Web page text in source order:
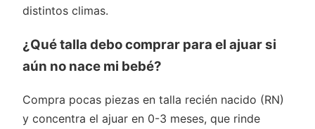
distintos climas.
¿Qué talla debo comprar para el ajuar si
aún no nace mi bebé?
Compra pocas piezas en talla recién nacido (RN)
y concentra el ajuar en 0-3 meses, que rinde